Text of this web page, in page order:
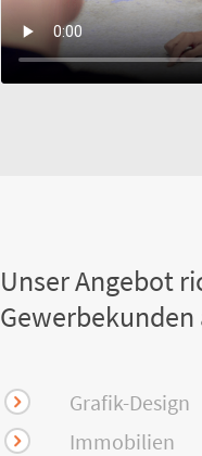
Unser Angebot
Gewerbekunden
Grafik-Design
Immobilien